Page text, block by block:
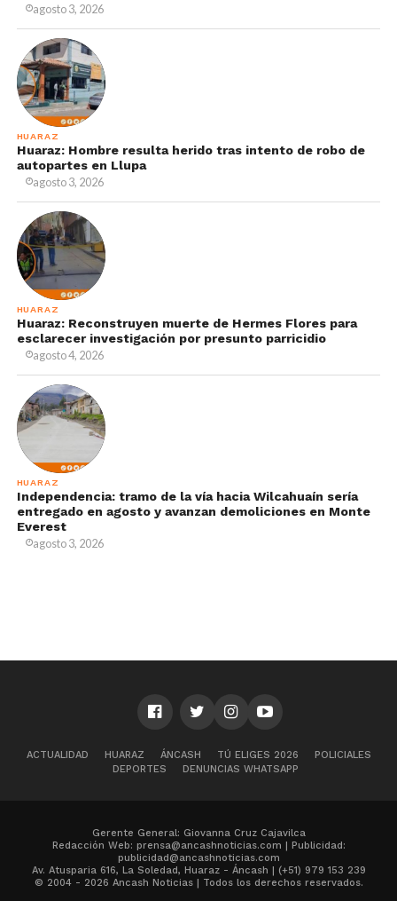
agosto 3, 2026
HUARAZ
Huaraz: Hombre resulta herido tras intento de robo de
autopartes en Llupa
agosto 3, 2026
HUARAZ
Huaraz: Reconstruyen muerte de Hermes Flores para
esclarecer investigación por presunto parricidio
agosto 4, 2026
HUARAZ
Independencia: tramo de la vía hacia Wilcahuaín sería
entregado en agosto y avanzan demoliciones en Monte
Everest
agosto 3, 2026
ACTUALIDAD HUARAZ ÁNCASH TÚ ELIGES 2026
POLICIALES
DEPORTES
DENUNCIAS WHATSAPP
Gerente General: Giovanna Cruz Cajavilca
Redacción Web: prensa@ancashnoticias.com | Publicidad:
publicidad@ancashnoticias.com
Av. Atusparia 616, La Soledad, Huaraz - Áncash | (+51) 979 153 239
© 2004 - 2026 Ancash Noticias | Todos los derechos reservados.